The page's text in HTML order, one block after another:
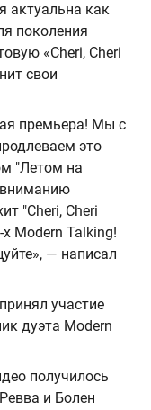
актуальна как
поколения
«Cheri, Cheri
свои
премьера! Мы с
это
"Летом на
вниманию
"Cheri, Cheri
Modern Talking!
— написал
участие
дуэта Modern
получилось
и Болен